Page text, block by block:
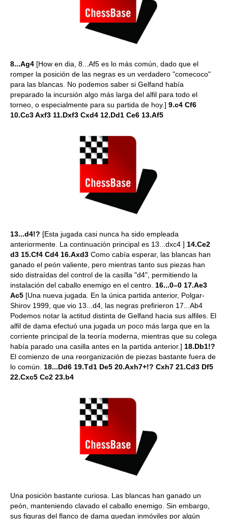
8...Ag4 [How en dia, 8...Af5 es lo más común, dado que el
romper la posición de las negras es un verdadero "comecoco"
para las blancas. No podemos saber si Gelfand había
preparado la incursión algo más larga del alfil para todo el
torneo, o especialmente para su partida de hoy.] 9.c4 Cf6
10.Cc3 Axf3 11.Dxf3 Cxd4 12.Dd1 Ce6 13.Af5
13...d4!? [Esta jugada casi nunca ha sido empleada
anteriormente. La continuación principal es 13...dxc4 ] 14.Ce2
d3 15.Cf4 Cd4 16.Axd3 Como cabía esperar, las blancas han
ganado el peón valiente, pero mientras tanto sus piezas han
sido distraídas del control de la casilla "d4", permitiendo la
instalación del caballo enemigo en el centro. 16...0–0 17.Ae3
Ac5 [Una nueva jugada. En la única partida anterior, Polgar-
Shirov 1999, que vio 13...d4, las negras prefirieron 17...Ab4
Podemos notar la actitud distinta de Gelfand hacia sus alfiles. El
alfil de dama efectuó una jugada un poco más larga que en la
corriente principal de la teoría moderna, mientras que su colega
había parado una casilla antes en la partida anterior.] 18.Db1!?
El comienzo de una reorganización de piezas bastante fuera de
lo común. 18...Dd6 19.Td1 De5 20.Axh7+!? Cxh7 21.Cd3 Df5
22.Cxc5 Cc2 23.b4
Una posición bastante curiosa. Las blancas han ganado un
peón, manteniendo clavado el caballo enemigo. Sin embargo,
sus figuras del flanco de dama quedan inmóviles por algún